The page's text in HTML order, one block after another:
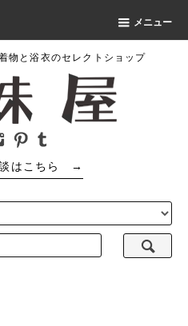
メニュー
物と浴衣のセレクトショップ
はこちら →